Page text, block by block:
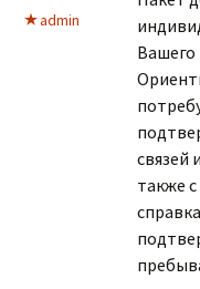
admin
Вашего
связей
также